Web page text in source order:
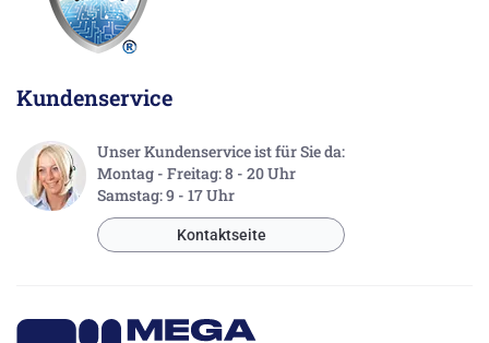
Kundenservice
Unser Kundenservice ist für Sie da:
Montag - Freitag: 8 - 20 Uhr
Samstag: 9 - 17 Uhr
Kontaktseite